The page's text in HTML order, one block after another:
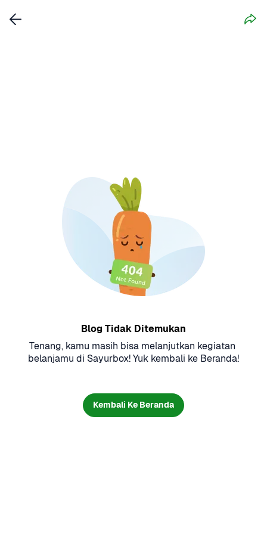
Blog Tidak Ditemukan
Tenang, kamu masih bisa melanjutkan kegiatan
belanjamu di Sayurbox! Yuk kembali ke Beranda!
Kembali Ke Beranda